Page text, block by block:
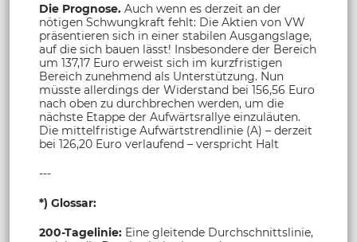
Die Prognose. Auch wenn es derzeit an der
nötigen Schwungkraft fehlt: Die Aktien von VW
präsentieren sich in einer stabilen Ausgangslage,
auf die sich bauen lässt! Insbesondere der Bereich
um 137,17 Euro erweist sich im kurzfristigen
Bereich zunehmend als Unterstützung. Nun
müsste allerdings der Widerstand bei 156,56 Euro
nach oben zu durchbrechen werden, um die
nächste Etappe der Aufwärtsrallye einzuläuten.
Die mittelfristige Aufwärtstrendlinie (A) – derzeit
bei 126,20 Euro verlaufend – verspricht Halt
---
*) Glossar:
200-Tagelinie: Eine gleitende Durchschnittslinie,